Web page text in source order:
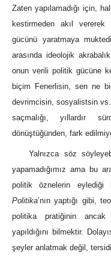
Zaten yapılamadığı için,
kestirmeden akıl vererek
gücünü yaratmaya
arasında ideolojik
onun verili politik gücüne
biçim Fenerlisin, sen ne
devrimcisin, sosyalistsin
saçmalığı, yıllardır
dönüştüğünden, fark
Yalnızca söz
yapamadığımız ama bu
politik öznelerin eylediği
Politika’nın yaptığı gibi,
politika pratiğinin ancak
yapıldığını bilmektir.
şeyler anlatmak değil,